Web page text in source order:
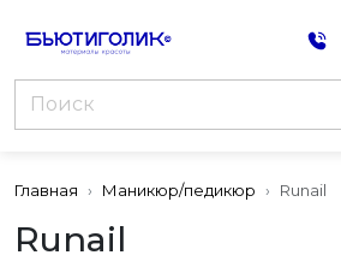
Главная Маникюр/педикюр Runail
Runail